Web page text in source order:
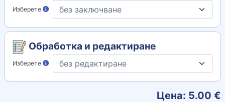
Изберете
Обработка и редактиране
Изберете
Цена: 5.00 €